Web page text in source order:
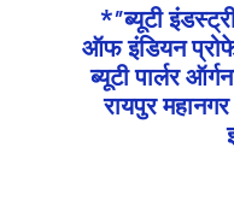
*”ब्यूटी
ऑफ इंडियन
ब्यूटी पार्लर
रायपुर